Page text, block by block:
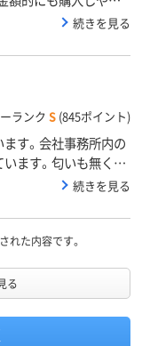
続きを見る
ランク S (845ポイント)
す。会社事務所内の
ます。匂いも無く、
ています。 続きを見る
れた内容です。
る